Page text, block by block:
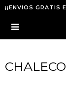
¡¡ENVIOS GRATIS
